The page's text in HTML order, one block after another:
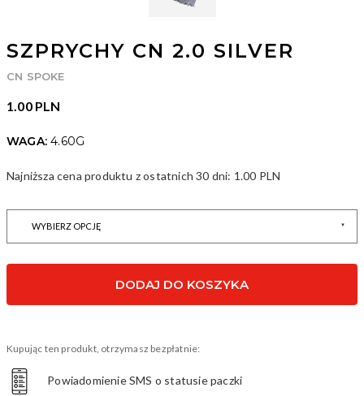
SZPRYCHY CN 2.0 SILVER
CN SPOKE
1.00 PLN
WAGA:4.60G
Najniższa cena produktu z ostatnich 30 dni: 1.00 PLN
DODAJ DO KOSZYKA
Kupując ten produkt, otrzymasz bezpłatnie:
Powiadomienie SMS o statusie paczki